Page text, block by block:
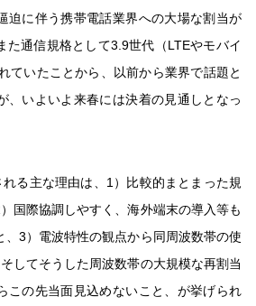
迫に伴う携帯電話業界への大場な割当が
た通信規格として3.9世代（LTEやモバイ
ていたことから、以前から業界で話題と
、いよいよ来春には決着の見通しとなっ
る主な理由は、1）比較的まとまった規
国際協調しやすく、海外端末の導入等も
、3）電波特性の観点から同周波数帯の使
してそうした周波数帯の大規模な再割当
この先当面見込めないこと、が挙げられ